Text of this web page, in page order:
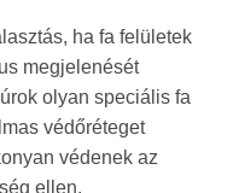
ha fa felületek
megjelenését
olyan speciális fa
védőréteget
védenek az
ellen.